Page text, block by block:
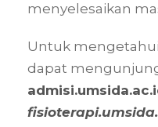
menyelesaikan
Untuk
dapat